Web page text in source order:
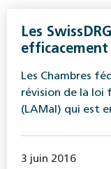
Les
Les Chambres
révision de la loi
(LAMal) qui est
3 juin 2016